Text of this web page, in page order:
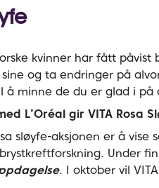
kvinner har fått påvist
og ta endringer på
å minne de du er glad i på
L’Oréal gir VITA
sløyfe-aksjonen er å
Under
. I oktober vil